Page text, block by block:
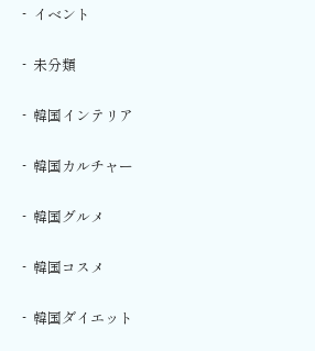
イベント
未分類
韓国インテリア
韓国カルチャー
韓国グルメ
韓国コスメ
韓国ダイエット